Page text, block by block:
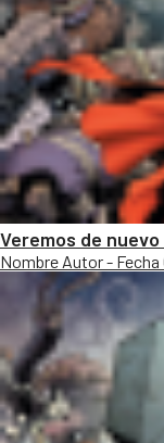
Veremos de
Nombre Autor -